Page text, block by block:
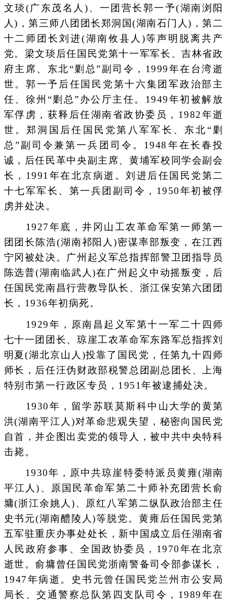
文琰(广东茂名人)、一团营长郭一予(湖南浏阳
人)，第三师八团团长郑洞国(湖南石门人)，第二
十二师团长刘进(湖南攸县人)等声明脱离共产
党。梁文琰后任国民党第十一军军长、吉林省政
府主席、东北“剿总”副司令，1999年在台湾逝
世。郭一予后任国民党第十六集团军政治部主
任、徐州“剿总”办公厅主任。1949年初被解放
军俘虏，获释后任湖南省政协委员，1982年逝
世。郑洞国后任国民党第八军军长、东北“剿
总”副司令兼第一兵团司令。1948年在长春投
诚，后任民革中央副主席、黄埔军校同学会副会
长，1991年在北京病逝。刘进后任国民党第二
十七军军长、第一兵团副司令，1950年初被俘
虏并处决。
1927年底，井冈山工农革命军第一师第一
团团长陈浩(湖南祁阳人)密谋率部叛变，在江西
宁冈被处决。广州起义军总指挥部警卫团指导员
陈选普(湖南临武人)在广州起义中动摇叛变，后
任国民党南昌行营教导队长、浙江保安第六团团
长，1936年初病死。
1929年，原南昌起义军第十一军二十四师
七十一团团长、琼崖工农革命军东路军总指挥刘
明夏(湖北京山人)投靠了国民党，任第九十四师
师长，后任汪伪财政部税警总团副总团长、上海
特别市第一行政区专员，1951年被逮捕处决。
1930年，留学苏联莫斯科中山大学的黄第
洪(湖南平江人)对革命悲观失望，秘密向国民党
自首，并企图出卖党的领导人，被中共中央特科
击毙。
1930年，原中共琼崖特委特派员黄雍(湖南
平江人)、原国民革命军第二十师补充团营长俞
墉(浙江余姚人)、原红八军第二纵队政治部主任
史书元(湖南醴陵人)等脱党。黄雍后任国民党第
五军驻重庆办事处处长，新中国成立后任湖南省
人民政府参事、全国政协委员，1970年在北京
逝世。俞墉曾任国民党浙南警备司令部参谋长，
1947年病逝。史书元曾任国民党兰州市公安局
局长、交通警察总队第四支队司令，1989年在